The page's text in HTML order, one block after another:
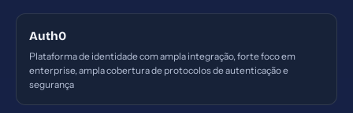
Auth0
Plataforma de identidade com ampla integração, forte foco em
enterprise, ampla cobertura de protocolos de autenticação e
segurança